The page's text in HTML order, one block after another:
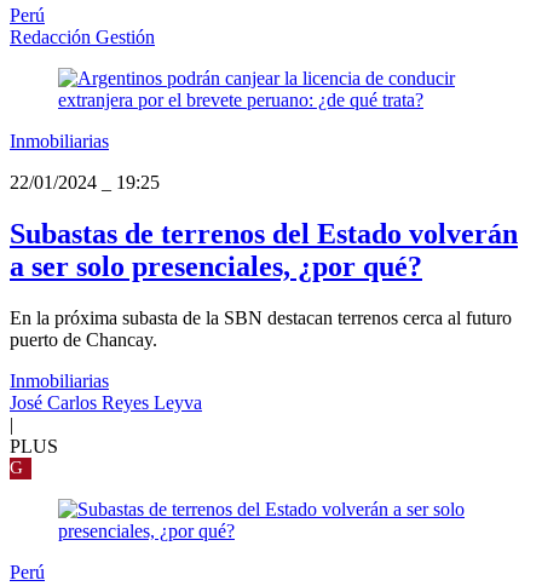
Perú
Redacción Gestión
Inmobiliarias
22/01/2024
19:25
Subastas de terrenos del Estado volverán
a ser solo presenciales, ¿por qué?
En la próxima subasta de la SBN destacan terrenos cerca al futuro
puerto de Chancay.
Inmobiliarias
José Carlos Reyes Leyva
|
PLUS
G
Perú